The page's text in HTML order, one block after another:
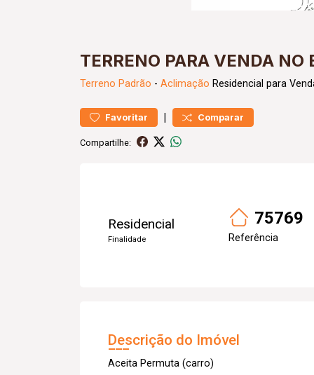
TERRENO PARA VENDA NO
Terreno Padrão - Aclimação Residencial para
Favoritar | Comparar
Compartilhe:
Residencial
Finalidade
75769
Referência
Descrição do Imóvel
Aceita Permuta (carro)